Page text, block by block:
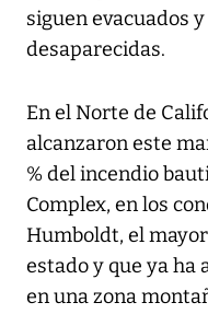
siguen evacuados
desaparecidas.
En el Norte de
alcanzaron este
% del incendio
Complex, en los
Humboldt, el
estado y que ya ha
en una zona